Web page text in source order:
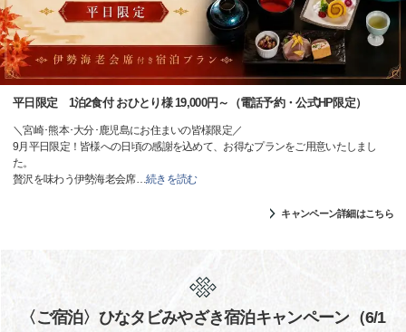
平日限定 1泊2食付 おひとり様 19,000円～（電話予約・公式HP限定）
＼宮崎･熊本･大分･鹿児島にお住まいの皆様限定／
9月平日限定！皆様への日頃の感謝を込めて、お得なプランをご用意いたしまし
た。
贅沢を味わう伊勢海老会席…続きを読む
キャンペーン詳細はこちら
〈ご宿泊〉ひなタビみやざき宿泊キャンペーン（6/1